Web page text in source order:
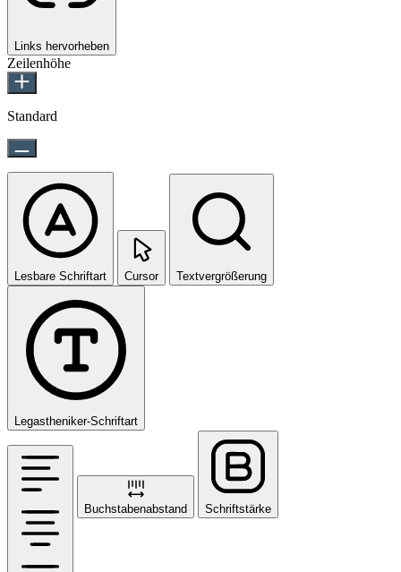
Links hervorheben
Zeilenhöhe
Standard
Lesbare Schriftart Cursor Textvergrößerung
Legastheniker-Schriftart
Buchstabenabstand Schriftstärke